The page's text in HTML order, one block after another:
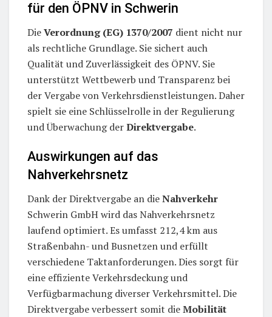
für den ÖPNV in Schwerin
DieVerordnung (EG) 1370/2007 dient nicht nur
als rechtliche Grundlage. Sie sichert auch
Qualität und Zuverlässigkeit des ÖPNV. Sie
unterstützt Wettbewerb und Transparenz bei
der Vergabe von Verkehrsdienstleistungen. Daher
spielt sie eine Schlüsselrolle in der Regulierung
und Überwachung derDirektvergabe.
Auswirkungen auf das
Nahverkehrsnetz
Dank der Direktvergabe an dieNahverkehr
Schwerin GmbH wird das Nahverkehrsnetz
laufend optimiert. Es umfasst 212,4 km aus
Straßenbahn- und Busnetzen und erfüllt
verschiedene Taktanforderungen. Dies sorgt für
eine effiziente Verkehrsdeckung und
Verfügbarmachung diverser Verkehrsmittel. Die
Direktvergabe verbessert somit dieMobilität